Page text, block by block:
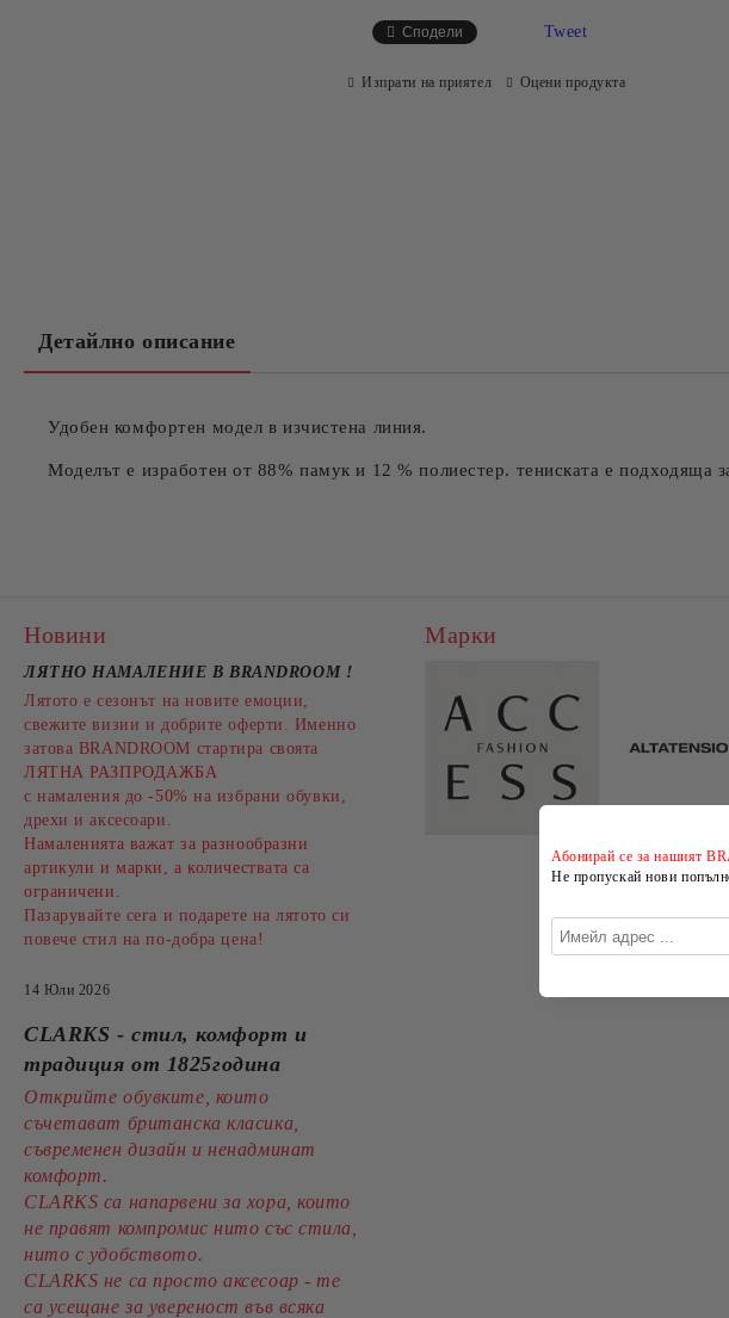
Сподели Tweet
Изпрати на приятел Оцени продукта
Детайлно описание
Удобен комфортен модел в изчистена линия.
Моделът е изработен от 88% памук и 12 % полиестер. тениската е подходяща
Новини
ЛЯТНО НАМАЛЕНИЕ В BRANDROOM !
Лятото е сезонът на новите емоции,
свежите визии и добрите оферти. Именно
затова BRANDROOM стартира своята
ЛЯТНА РАЗПРОДАЖБА
с намаления до -50% на избрани обувки,
дрехи и аксесоари.
Намаленията важат за разнообразни
артикули и марки, а количествата са
ограничени.
Пазарувайте сега и подарете на лятото си
повече стил на по-добра цена!
14 Юли 2026
CLARKS - стил, комфорт и
традиция от 1825година
Открийте обувките, които
съчетават британска класика,
съвременен дизайн и ненадминат
комфорт.
CLARKS са напарвени за хора, които
не правят компромис нито със стила,
нито с удобството.
CLARKS не са просто аксесоар - те
са усещане за увереност във всяка
Марки
Абонирай се за нашият
Не пропускай нови